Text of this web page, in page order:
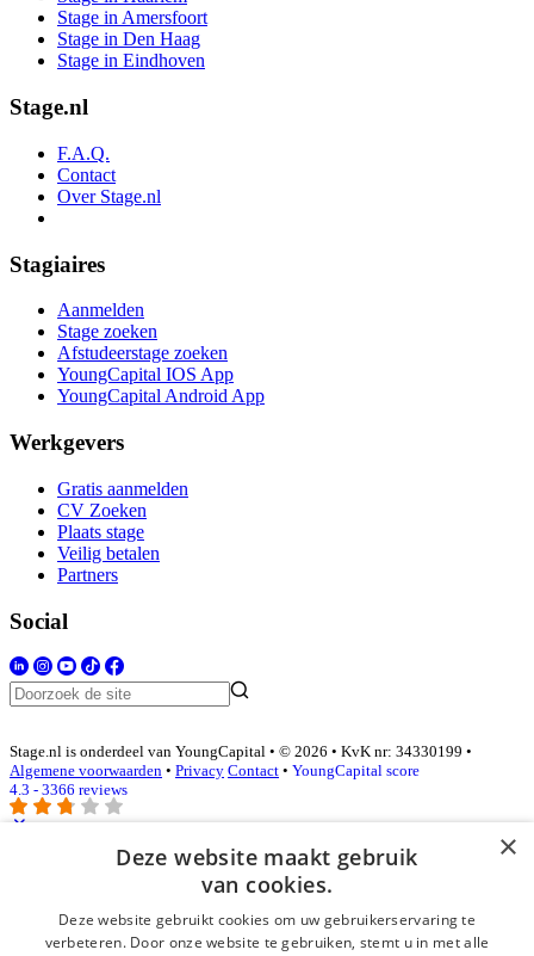
Stage in Amersfoort
Stage in Den Haag
Stage in Eindhoven
Stage.nl
F.A.Q.
Contact
Over Stage.nl
Stagiaires
Aanmelden
Stage zoeken
Afstudeerstage zoeken
YoungCapital IOS App
YoungCapital Android App
Werkgevers
Gratis aanmelden
CV Zoeken
Plaats stage
Veilig betalen
Partners
Social
Stage.nl is onderdeel van YoungCapital • © 2026 • KvK nr: 34330199 •
Algemene voorwaarden • Privacy Contact • YoungCapital score
4.3 - 3366 reviews
Inloggen als bedrijf
E-mail*
×
Deze website maakt gebruik
van cookies.
Deze website gebruikt cookies om uw gebruikerservaring te
verbeteren. Door onze website te gebruiken, stemt u in met alle